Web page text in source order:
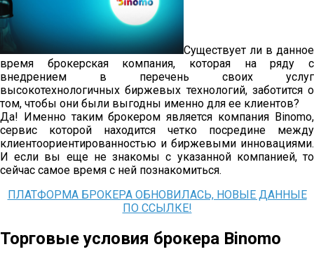
Существует ли в данное
время брокерская компания, которая на ряду с
внедрением в перечень своих услуг
высокотехнологичных биржевых технологий, заботится о
том, чтобы они были выгодны именно для ее клиентов?
Да! Именно таким брокером является компания Binomo,
сервис которой находится четко посредине между
клиентоориентированностью и биржевыми инновациями.
И если вы еще не знакомы с указанной компанией, то
сейчас самое время с ней познакомиться.
ПЛАТФОРМА БРОКЕРА ОБНОВИЛАСЬ, НОВЫЕ ДАННЫЕ
ПО ССЫЛКЕ!
Торговые условия брокера Binomo